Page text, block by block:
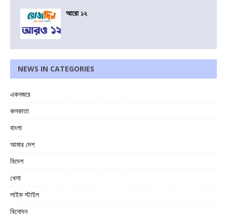
আরো ১২
NEWS IN CATEGORIES
একনজরে
কলকাতা
বাংলা
আমার দেশ
বিদেশ
খেলা
লাইফ স্টাইল
বিনোদন